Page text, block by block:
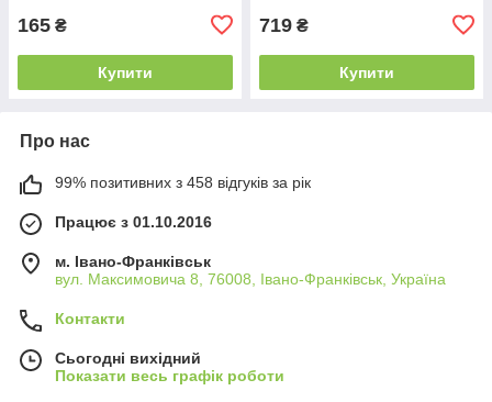
165 ₴
Купити
719 ₴
Купити
Про нас
99% позитивних з 458 відгуків за рік
Працює з 01.10.2016
м. Івано-Франківськ
вул. Максимовича 8, 76008, Івано-Франківськ, Україна
Контакти
Сьогодні вихідний
Показати весь графік роботи